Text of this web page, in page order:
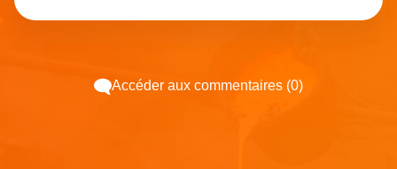
Accéder aux commentaires (0)